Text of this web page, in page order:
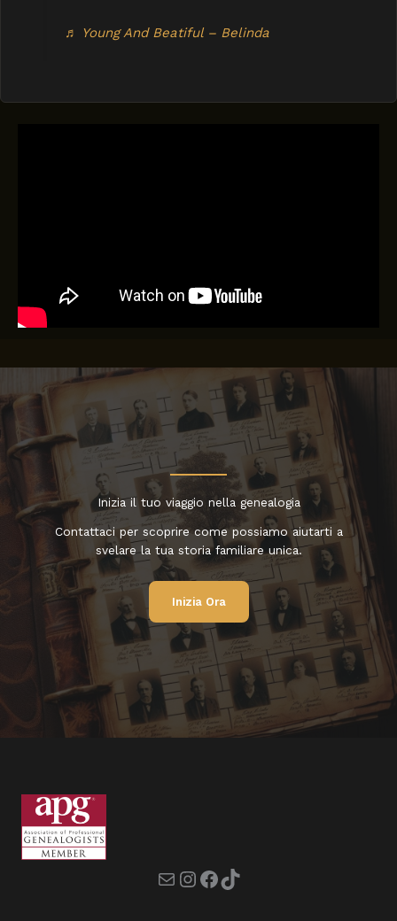
♬ Young And Beatiful – Belinda
Inizia il tuo viaggio nella genealogia
Contattaci per scoprire come possiamo aiutarti a
svelare la tua storia familiare unica.
Inizia Ora
MailInstagram
Facebook
TikTok